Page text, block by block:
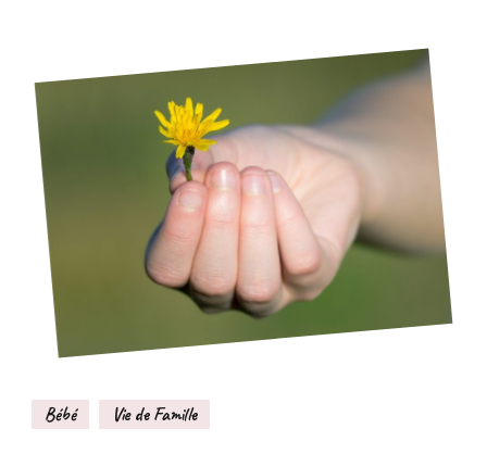
Bébé Vie de Famille